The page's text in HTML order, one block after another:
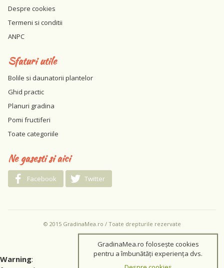
Despre cookies
Termeni si conditii
ANPC
Sfaturi utile
Bolile si daunatorii plantelor
Ghid practic
Planuri gradina
Pomi fructiferi
Toate categoriile
Ne gasesti si aici
Facebook Twitter
© 2015 GradinaMea.ro / Toate drepturile rezervate
Warning:
GradinaMea.ro folosește cookies
pentru a îmbunătăți experiența dvs.